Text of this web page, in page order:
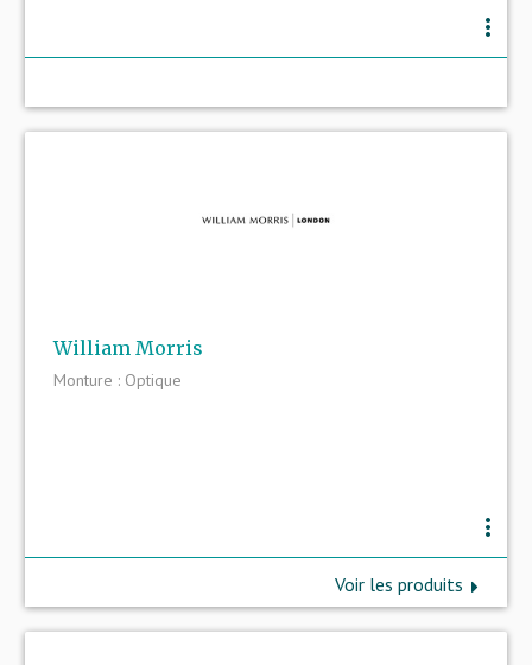
more_vert
William Morris
Monture : Optique
more_vert
Voir les produits